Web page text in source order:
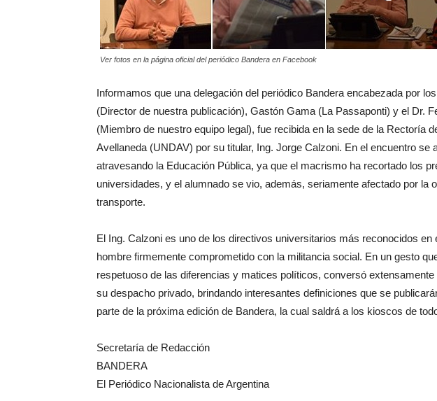
Ver fotos en la página oficial del periódico Bandera en Facebook
Informamos que una delegación del periódico Bandera encabezada por
(Director de nuestra publicación), Gastón Gama (La Passaponti) y el Dr.
(Miembro de nuestro equipo legal), fue recibida en la sede de la Rectoría
Avellaneda (UNDAV) por su titular, Ing. Jorge Calzoni. En el encuentro se
atravesando la Educación Pública, ya que el macrismo ha recortado los
universidades, y el alumnado se vio, además, seriamente afectado por la
transporte.
El Ing. Calzoni es uno de los directivos universitarios más reconocidos
hombre firmemente comprometido con la militancia social. En un gesto
respetuoso de las diferencias y matices políticos, conversó
su despacho privado, brindando interesantes definiciones que se
parte de la próxima edición de Bandera, la cual saldrá a los kioscos de
Secretaría de Redacción
BANDERA
El Periódico Nacionalista de Argentina